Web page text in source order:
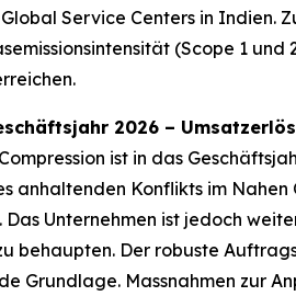
Service Centers in Indien.
(Scope 1
2026 –
ist in das
anhaltenden Konflikts im
Das Unternehmen ist jedoch
behaupten. Der robuste
Grundlage. Massnahmen zur